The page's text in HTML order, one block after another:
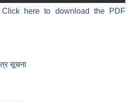
Click here to download the PDF
सूचना